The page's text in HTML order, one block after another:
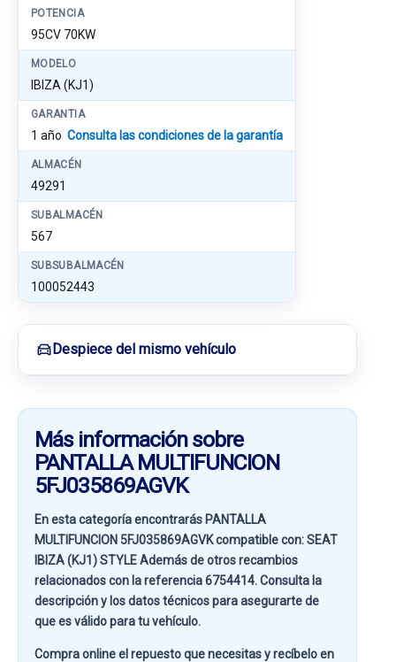
POTENCIA
95CV 70KW
MODELO
IBIZA (KJ1)
GARANTIA
1 año Consulta las condiciones de la garantía
ALMACÉN
49291
SUBALMACÉN
567
SUBSUBALMACÉN
100052443
Despiece del mismo vehículo
Más información sobre
PANTALLA MULTIFUNCION
5FJ035869AGVK
En esta categoría encontrarás PANTALLA
MULTIFUNCION 5FJ035869AGVK compatible con:SEAT
IBIZA (KJ1) STYLEAdemás de otros recambios
relacionados con la referencia6754414. Consulta la
descripción y los datos técnicos para asegurarte de
que es válido para tu vehículo.
Compra online el repuesto que necesitas y recíbelo en